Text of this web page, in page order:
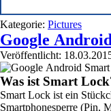
Kategorie: Pictures
Google
Veröffentlicht:
Was ist Smart
Smart Lock ist ein
Smartphonesperre (Pin,